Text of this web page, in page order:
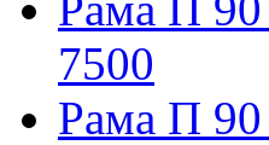
7500
Рама П